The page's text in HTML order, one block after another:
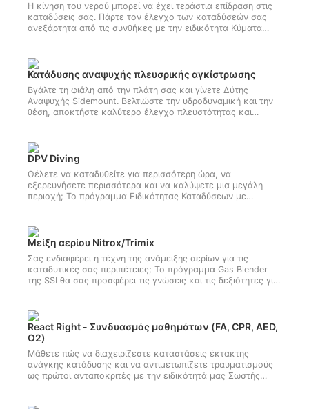
Η κίνηση του νερού μπορεί να έχει τεράστια επίδραση στις
καταδύσεις σας. Πάρτε τον έλεγχο των καταδύσεών σας
ανεξάρτητα από τις συνθήκες με την ειδικότητα Κύματα
ρεύματα, κύματα, ποτάμια και από την ακτή. Αποκτήστε
αυτήν την πιστοποίηση ειδικότητας τώρα!
Κατάδυσης αναψυχής πλευσρικής αγκίστρωσης
Βγάλτε τη φιάλη από την πλάτη σας και γίνετε Δύτης
Αναψυχής Sidemount. Βελτιώστε την υδροδυναμική και την
θέση, αποκτήστε καλύτερο έλεγχο πλευστότητας και
DPV Diving
Θέλετε να καταδυθείτε για περισσότερη ώρα, να
εξερευνήσετε περισσότερα και να καλύψετε μια μεγάλη
περιοχή; Το πρόγραμμα Ειδικότητας Καταδύσεων με
αλλά με ένα υποβρύχιο σκούτερ ή όχημα προώθησης δύτη
(DPV), μπορείτε να απολαμβάνετε μία εύκολη κατάδυση
κάθε φορά. Ξεκινήστε αυτήν την ειδικότητα σήμερα!
Μείξη αερίου Nitrox/Trimix
Σας ενδιαφέρει η τέχνη της ανάμειξης αερίων για τις
καταδυτικές σας περιπέτειες; Το πρόγραμμα Gas Blender
της SSI θα σας προσφέρει τις γνώσεις και τις δεξιότητες για
καταδύσεων, η πιστοποίηση είναι ανοιχτή τόσο σε δύτες
όσο και σε μη δύτες. Αν σας αρέσουν τα μαθηματικά, η
ακρίβεια και η τεχνική ακρίβεια, αυτό το μάθημα είναι για
εσάς. Ξεκινήστε την πιστοποίηση Gas Blender της SSI online
σήμερα!
React Right - Συνδυασμός μαθημάτων (FA, CPR, AED,
O2)
Μάθετε πώς να διαχειρίζεστε καταστάσεις έκτακτης
ανάγκης κατάδυσης και να αντιμετωπίζετε τραυματισμούς
ως πρώτοι ανταποκριτές με την ειδικότητά μας Σωστής